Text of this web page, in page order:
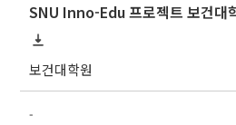
보건대학원
-